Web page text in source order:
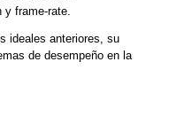
frame-rate.
ideales anteriores, su
de desempeño en la